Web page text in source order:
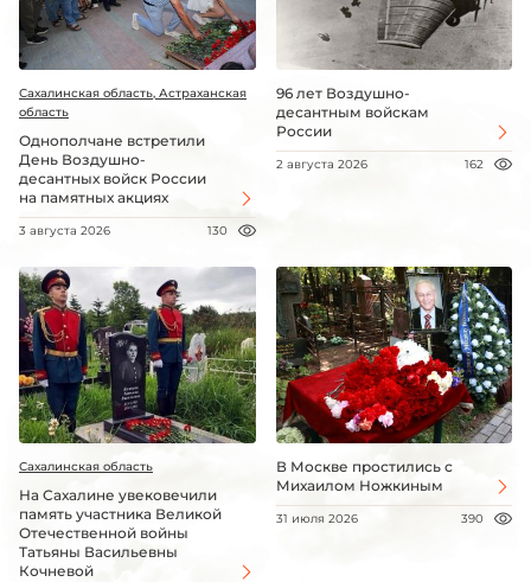
Сахалинская область, Астраханская
область
Однополчане встретили
День Воздушно-
десантных войск России
на памятных акциях
3 августа 2026 130
96 лет Воздушно-
десантным войскам
России
2 августа 2026 162
Сахалинская область
На Сахалине увековечили
память участника Великой
Отечественной войны
Татьяны Васильевны
Кочневой
В Москве простились с
Михаилом Ножкиным
31 июля 2026 390